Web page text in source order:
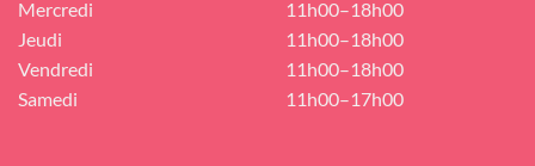
Mercredi
Jeudi
Vendredi
Samedi
11h00–18h00
11h00–18h00
11h00–18h00
11h00–17h00